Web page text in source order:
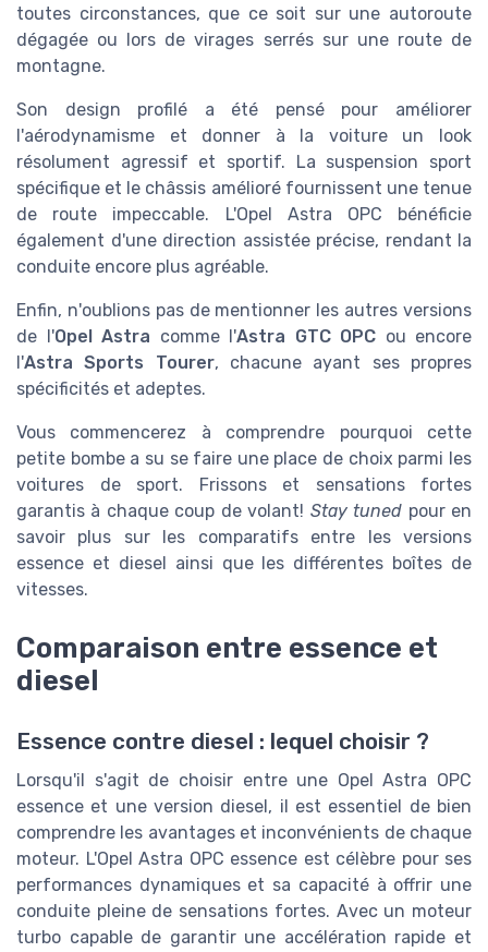
toutes circonstances, que ce soit sur une autoroute
dégagée ou lors de virages serrés sur une route de
montagne.
Son design profilé a été pensé pour améliorer
l'aérodynamisme et donner à la voiture un look
résolument agressif et sportif. La suspension sport
spécifique et le châssis amélioré fournissent une tenue
de route impeccable. L'Opel Astra OPC bénéficie
également d'une direction assistée précise, rendant la
conduite encore plus agréable.
Enfin, n'oublions pas de mentionner les autres versions
de l'Opel Astra comme l'Astra GTC OPC ou encore
l'Astra Sports Tourer, chacune ayant ses propres
spécificités et adeptes.
Vous commencerez à comprendre pourquoi cette
petite bombe a su se faire une place de choix parmi les
voitures de sport. Frissons et sensations fortes
garantis à chaque coup de volant! Stay tuned pour en
savoir plus sur les comparatifs entre les versions
essence et diesel ainsi que les différentes boîtes de
vitesses.
Comparaison entre essence et
diesel
Essence contre diesel : lequel choisir ?
Lorsqu'il s'agit de choisir entre une Opel Astra OPC
essence et une version diesel, il est essentiel de bien
comprendre les avantages et inconvénients de chaque
moteur. L'Opel Astra OPC essence est célèbre pour ses
performances dynamiques et sa capacité à offrir une
conduite pleine de sensations fortes. Avec un moteur
turbo capable de garantir une accélération rapide et